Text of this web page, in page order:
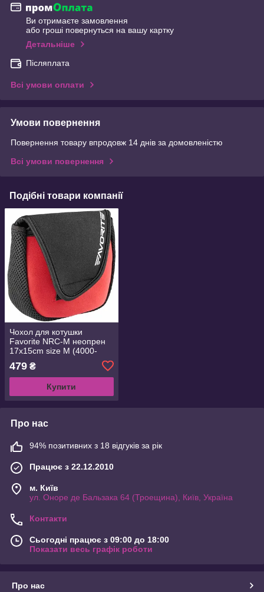
Ви отримаєте замовлення
або гроші повернуться на вашу картку
Детальніше
Післяплата
Всі умови оплати
Умови повернення
Повернення товару впродовж 14 днів за домовленістю
Всі умови повернення
Подібні товари компанії
Чохол для котушки
Favorite NRC-M неопрен
17x15cm size M (4000-
479 ₴
Купити
Про нас
94% позитивних з 18 відгуків за рік
Працює з 22.12.2010
м. Київ
ул. Оноре де Бальзака 64 (Троещина), Київ, Україна
Контакти
Сьогодні працює з 09:00 до 18:00
Показати весь графік роботи
Про нас